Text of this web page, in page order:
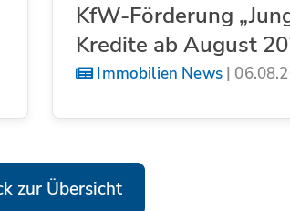
KfW-Förderung
Kredite ab August
Immobilien News|
zur Übersicht